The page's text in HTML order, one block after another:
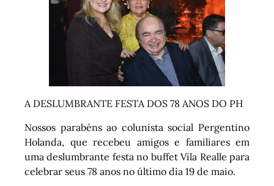
A DESLUMBRANTE FESTA DOS 78 ANOS DO PH
Nossos parabéns ao colunista social Pergentino
Holanda, que recebeu amigos e familiares em
uma deslumbrante festa no buffet Vila Realle para
celebrar seus 78 anos no último dia 19 de maio.